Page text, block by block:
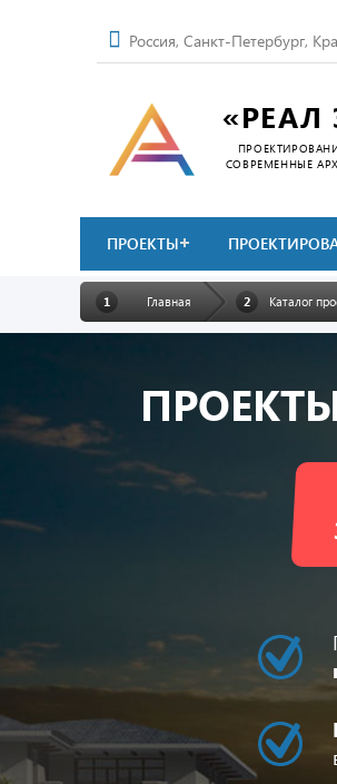
Россия, Санкт-Петербург,
«РЕАЛ
СОВРЕМЕННЫЕ
ПРОЕКТЫ
Главная Каталог